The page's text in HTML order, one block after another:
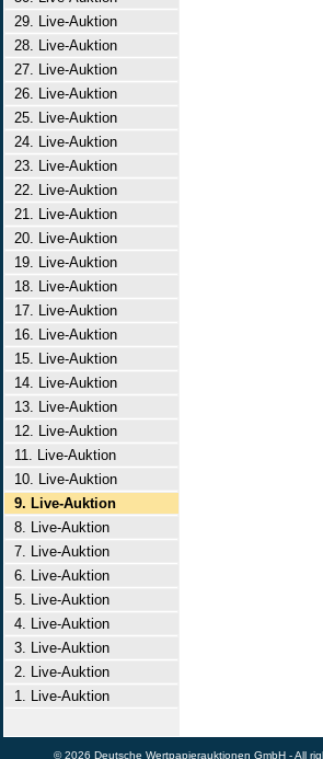
29. Live-Auktion
28. Live-Auktion
27. Live-Auktion
26. Live-Auktion
25. Live-Auktion
24. Live-Auktion
23. Live-Auktion
22. Live-Auktion
21. Live-Auktion
20. Live-Auktion
19. Live-Auktion
18. Live-Auktion
17. Live-Auktion
16. Live-Auktion
15. Live-Auktion
14. Live-Auktion
13. Live-Auktion
12. Live-Auktion
11. Live-Auktion
10. Live-Auktion
9. Live-Auktion
8. Live-Auktion
7. Live-Auktion
6. Live-Auktion
5. Live-Auktion
4. Live-Auktion
3. Live-Auktion
2. Live-Auktion
1. Live-Auktion
© 2026 Deutsche Wertpapierauktionen GmbH - All